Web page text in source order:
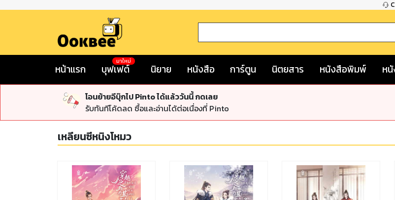
หน้าแรก บุฟเฟต์
มาใหม่
นิยาย หนังสือ การ์ตูน นิตยสาร หนังสือพิมพ์ ห
โอนย้ายอีบุ๊กไป Pinto ได้แล้ววันนี้ กดเลย
รับทันทีโค้ดลด ซื้อและอ่านได้ต่อเนื่องที่ Pinto
เหลียนซีหนิงโหมว